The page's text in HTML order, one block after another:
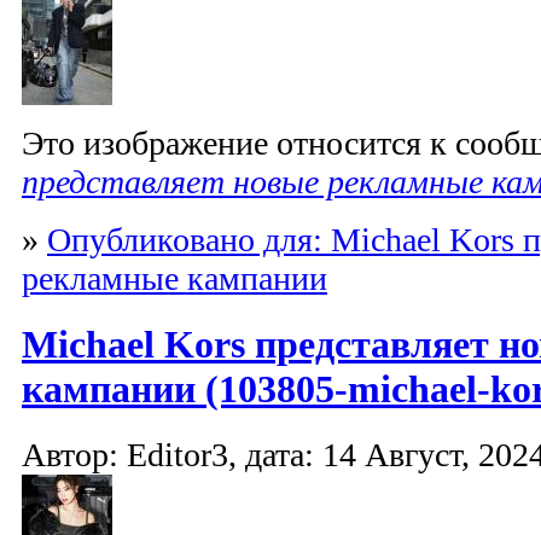
Это изображение относится к
представляет новые рекламные
» Опубликовано для: Michael Kors
рекламные кампании
Michael Kors представляет
кампании (103805-michael-
Автор: Editor3, дата: 14 Август,